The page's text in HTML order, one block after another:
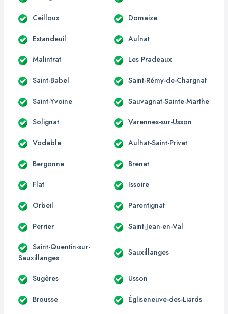
Ceilloux Domaize
Estandeuil Aulnat
Malintrat Les Pradeaux
Saint-Babel Saint-Rémy-de-Chargnat
Saint-Yvoine Sauvagnat-Sainte-Marthe
Solignat Varennes-sur-Usson
Vodable Aulhat-Saint-Privat
Bergonne Brenat
Flat Issoire
Orbeil Parentignat
Perrier Saint-Jean-en-Val
Saint-Quentin-sur-
Sauxillanges
Sauxillanges
Sugères Usson
Brousse Égliseneuve-des-Liards